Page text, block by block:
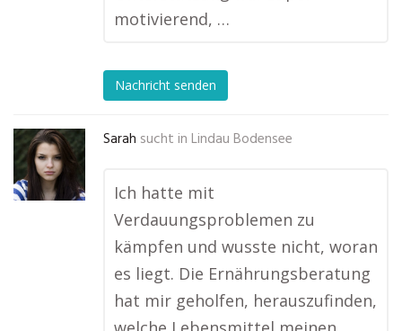
motivierend, …
Nachricht senden
Sarah sucht in Lindau Bodensee
Ich hatte mit
Verdauungsproblemen zu
kämpfen und wusste nicht, woran
es liegt. Die Ernährungsberatung
hat mir geholfen, herauszufinden,